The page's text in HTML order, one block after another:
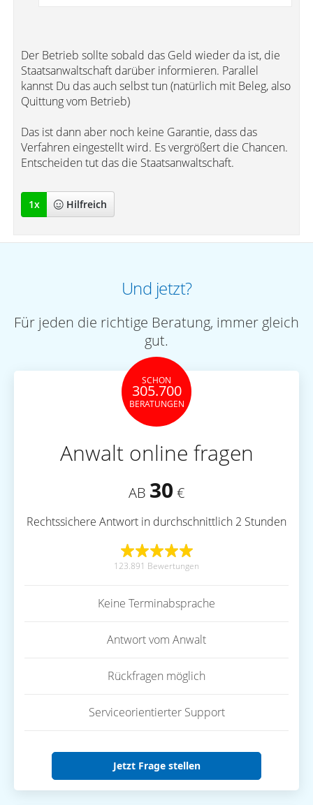
Der Betrieb sollte sobald das Geld wieder da ist, die
Staatsanwaltschaft darüber informieren. Parallel
kannst Du das auch selbst tun (natürlich mit Beleg, also
Quittung vom Betrieb)
Das ist dann aber noch keine Garantie, dass das
Verfahren eingestellt wird. Es vergrößert die Chancen.
Entscheiden tut das die Staatsanwaltschaft.
1x Hilfreich
Und jetzt?
Für jeden die richtige Beratung, immer gleich
gut.
SCHON
305.700
BERATUNGEN
Anwalt online fragen
AB 30 €
Rechtssichere Antwort in durchschnittlich 2 Stunden
123.891 Bewertungen
Keine Terminabsprache
Antwort vom Anwalt
Rückfragen möglich
Serviceorientierter Support
Jetzt Frage stellen